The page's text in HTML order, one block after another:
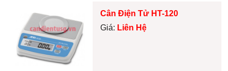
Cân Điện Tử HT-120
Giá: Liên Hệ